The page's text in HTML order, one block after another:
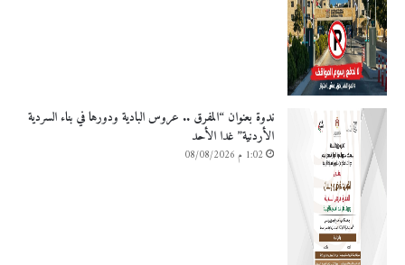
ندوة بعنوان “المفرق .. عروس البادية ودورها في بناء السردية
الأردنية” غدا الأحد
1:02 م 08/08/2026